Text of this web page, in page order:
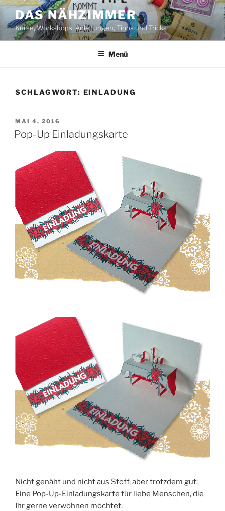
Zum
Inhalt
springen
DAS NÄHZIMMER
Kurse, Workshops, Anleitungen, Tipps und Tricks
Menü
SCHLAGWORT: EINLADUNG
VERÖFFENTLICHT
AM
MAI 4, 2016
Pop-Up Einladungskarte
Nicht genäht und nicht aus Stoff, aber trotz­dem gut:
Eine Pop-Up-Ein­la­dungs­kar­te für lie­be Men­schen, die
Ihr ger­ne ver­wöh­nen möchtet.